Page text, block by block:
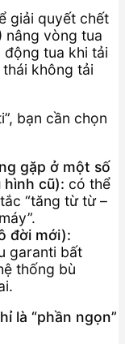
giải quyết chết
nâng vòng tua
động tua khi tải
không tải
bạn cần chọn
gặp ở một số
hình cũ): có thể
“tăng từ từ –
đời mới):
garanti bất
thống bù
là “phần ngọn”